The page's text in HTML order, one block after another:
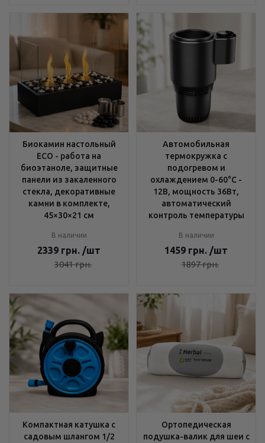
Биокамин настольный
ECO - работа на
биоэтаноле, защитные
панели из закаленного
стекла, декоративные
камни в комплекте,
45×30×21 см
В наличии
2339 грн. /шт
3041грн.
Автомобильная
термокружка с
подогревом и
охлаждением 0-60°C -
12В, мощность 36Вт,
автоматический
контроль температуры
В наличии
1459 грн. /шт
1897грн.
Компактная катушка с
садовым шлангом 1/2
Ортопедическая
подушка-валик для шеи с